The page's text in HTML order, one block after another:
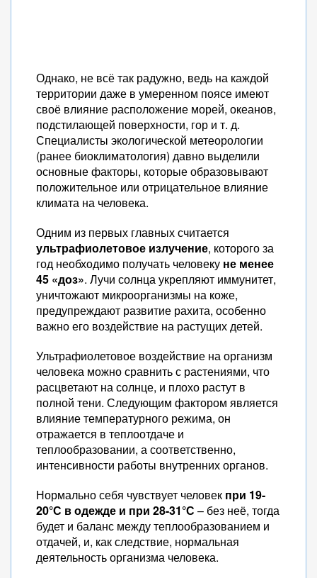
Однако, не всё так радужно, ведь на каждой
территории даже в умеренном поясе имеют
своё влияние расположение морей, океанов,
подстилающей поверхности, гор и т. д.
Специалисты экологической метеорологии
(ранее биоклиматология) давно выделили
основные факторы, которые образовывают
положительное или отрицательное влияние
климата на человека.
Одним из первых главных считается
ультрафиолетовое излучение, которого за
год необходимо получать человеку не менее
45 «доз». Лучи солнца укрепляют иммунитет,
уничтожают микроорганизмы на коже,
предупреждают развитие рахита, особенно
важно его воздействие на растущих детей.
Ультрафиолетовое воздействие на организм
человека можно сравнить с растениями, что
расцветают на солнце, и плохо растут в
полной тени. Следующим фактором является
влияние температурного режима, он
отражается в теплоотдаче и
теплообразовании, а соответственно,
интенсивности работы внутренних органов.
Нормально себя чувствует человек при 19-
20°С в одежде и при 28-31°С – без неё, тогда
будет и баланс между теплообразованием и
отдачей, и, как следствие, нормальная
деятельность организма человека.